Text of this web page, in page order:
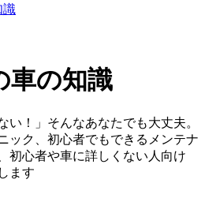
識
車の知識
い！」そんなあなたでも大丈夫。
ック、初心者でもできるメンテナ
初心者や車に詳しくない人向け
ます